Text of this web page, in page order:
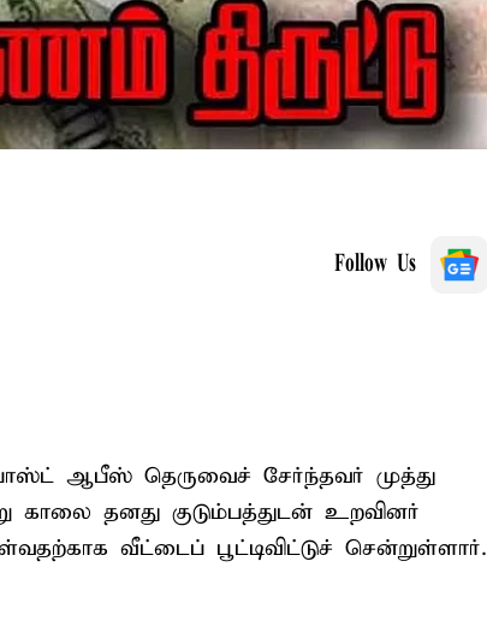
Follow Us
ஆபீஸ் தெருவைச் சேர்ந்தவர் முத்து
காலை தனது குடும்பத்துடன் உறவினர்
வீட்டைப் பூட்டிவிட்டுச் சென்றுள்ளார்.